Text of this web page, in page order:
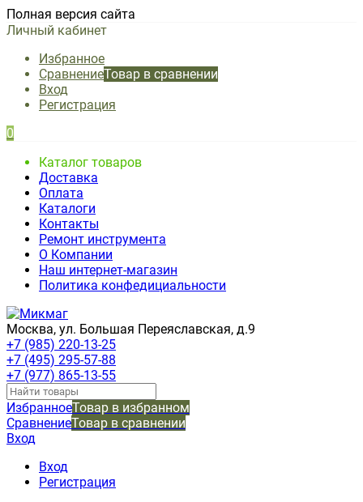
Полная версия сайта
Личный кабинет
Избранное
СравнениеТовар в сравнении
Вход
Регистрация
0
Каталог товаров
Доставка
Оплата
Каталоги
Контакты
Ремонт инструмента
О Компании
Наш интернет-магазин
Политика конфедициальности
Москва, ул. Большая Переяславская, д.9
+7 (985) 220-13-25
+7 (495) 295-57-88
+7 (977) 865-13-55
ИзбранноеТовар в избранном
СравнениеТовар в сравнении
Вход
Вход
Регистрация